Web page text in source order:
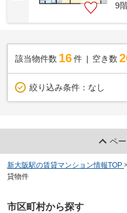
9
該当物件数 16件 空き数
絞り込み条件： なし
ペ
新大阪駅の賃貸マンション情報TOP
貸物件
市区町村から探す